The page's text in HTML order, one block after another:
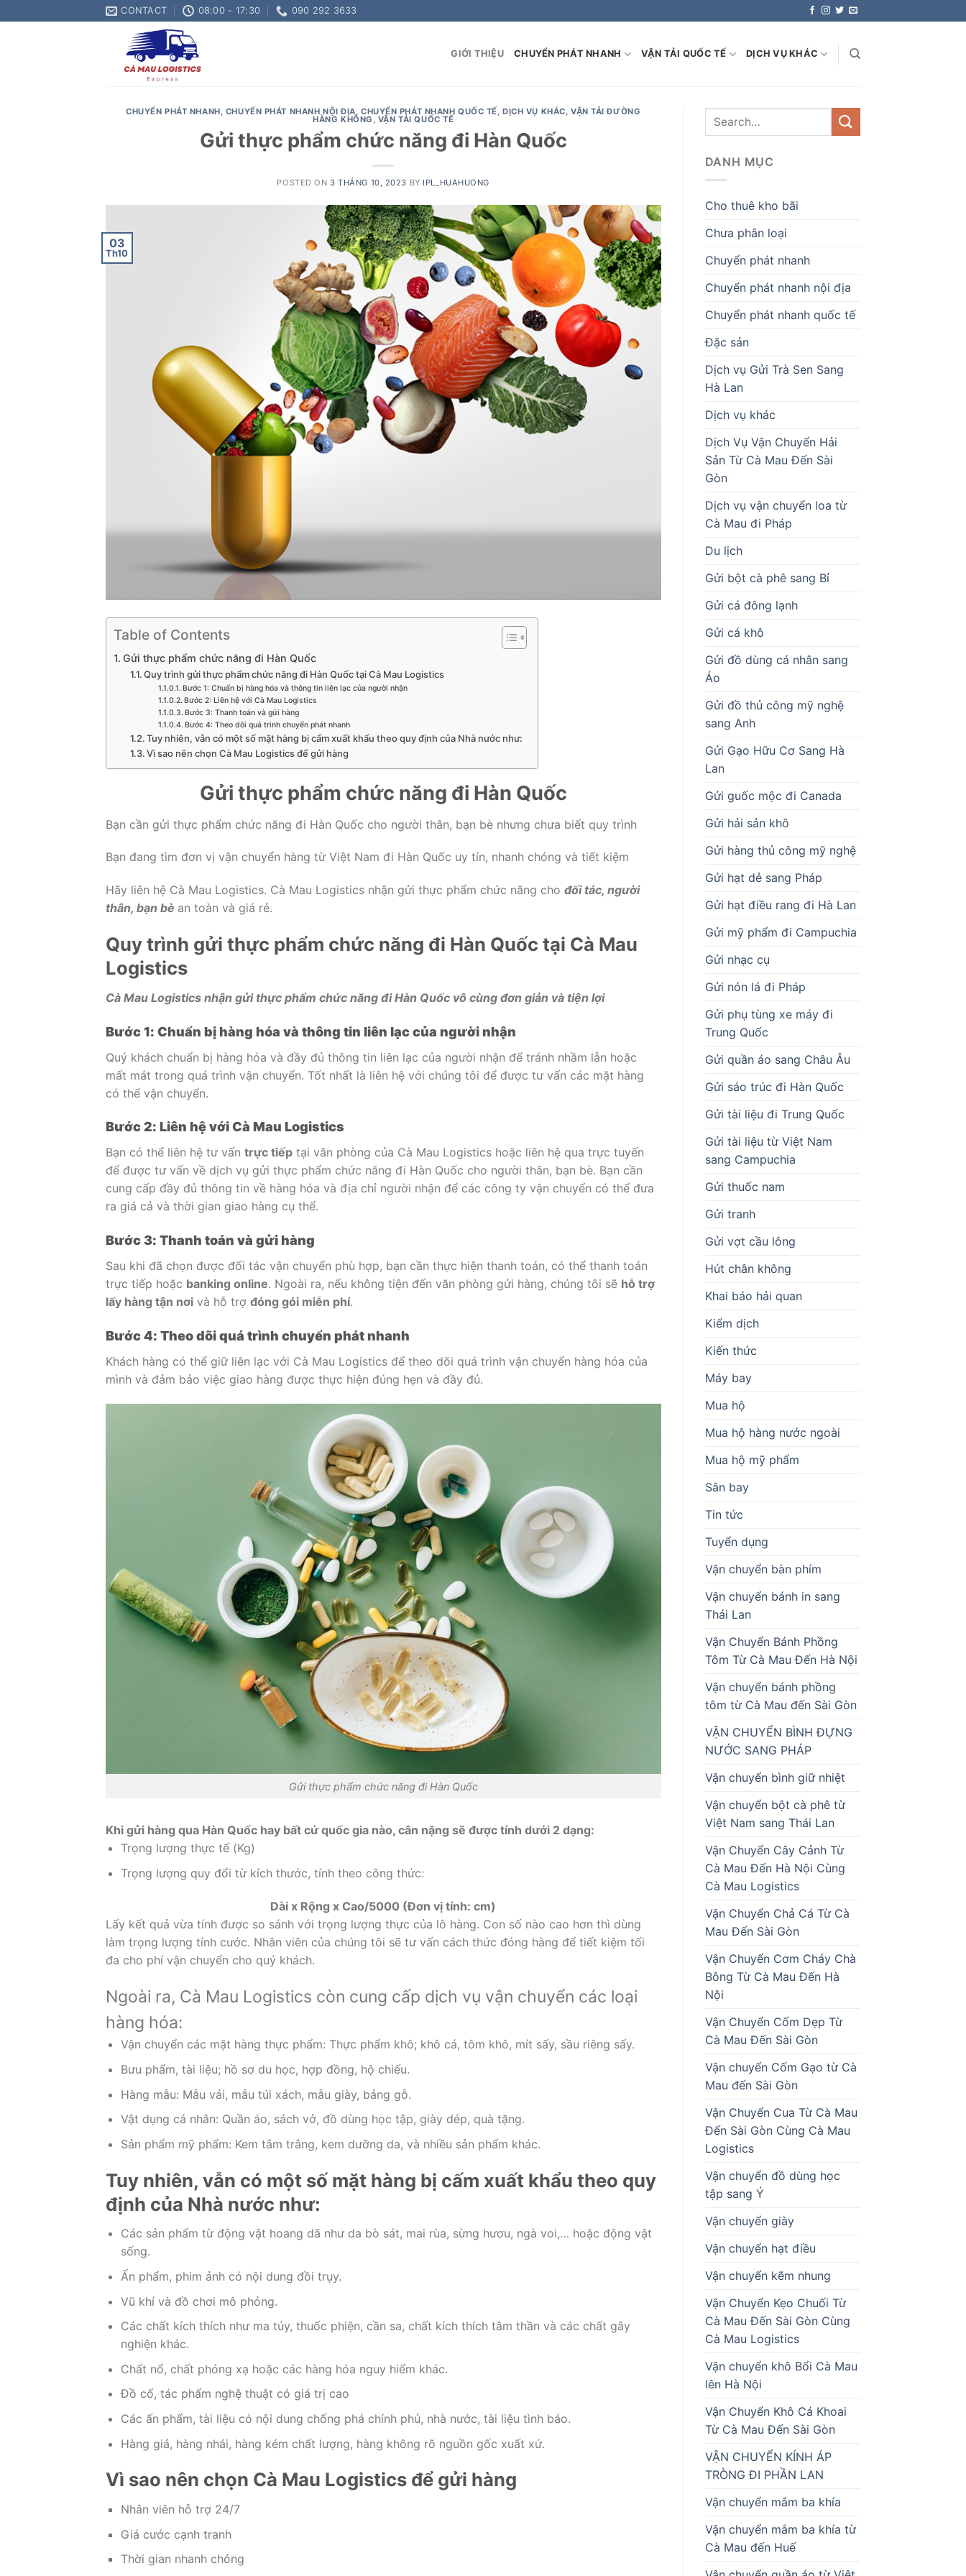
to
CONTACT 08:00 - 17:30 090 292 3633
GIỚI THIỆU CHUYỂN PHÁT NHANH VẬN TẢI QUỐC TẾ DỊCH VỤ KHÁC
CHUYỂN PHÁT NHANH, CHUYỂN PHÁT NHANH NỘI ĐỊA, CHUYỂN PHÁT NHANH QUỐC TẾ,DỊCH VỤ KHÁC, VẬN TẢI ĐƯỜNG
HÀNG KHÔNG , VẬN TẢI QUỐC TẾ
Gửi thực phẩm chức năng đi Hàn Quốc
POSTED ON 3 THÁNG 10, 2023 BY IPL_HUAHUONG
03
Th10
Table of Contents
Gửi thực phẩm chức năng đi Hàn Quốc
Quy trình gửi thực phẩm chức năng đi Hàn Quốc tại Cà Mau Logistics
Bước 1: Chuẩn bị hàng hóa và thông tin liên lạc của người nhận
Bước 2: Liên hệ với Cà Mau Logistics
Bước 3: Thanh toán và gửi hàng
Bước 4: Theo dõi quá trình chuyển phát nhanh
Tuy nhiên, vẫn có một số mặt hàng bị cấm xuất khẩu theo quy định của Nhà nước như:
Vì sao nên chọn Cà Mau Logistics để gửi hàng
Gửi thực phẩm chức năng đi Hàn Quốc
Bạn cần gửi thực phẩm chức năng đi Hàn Quốc cho người thân, bạn bè nhưng chưa biết quy trình
Bạn đang tìm đơn vị vận chuyển hàng từ Việt Nam đi Hàn Quốc uy tín, nhanh chóng và tiết kiệm
Hãy liên hệ Cà Mau Logistics. Cà Mau Logistics nhận gửi thực phẩm chức năng cho đối tác, người
thân, bạn bè an toàn và giá rẻ.
Quy trình gửi thực phẩm chức năng đi Hàn Quốc tại Cà Mau
Logistics
Cà Mau Logistics nhận gửi thực phẩm chức năng đi Hàn Quốc vô cùng đơn giản và tiện lợi
Bước 1: Chuẩn bị hàng hóa và thông tin liên lạc của người nhận
Quý khách chuẩn bị hàng hóa và đầy đủ thông tin liên lạc của người nhận để tránh nhầm lẫn hoặc
mất mát trong quá trình vận chuyển. Tốt nhất là liên hệ với chúng tôi để được tư vấn các mặt hàng
có thể vận chuyển.
Bước 2: Liên hệ với Cà Mau Logistics
Bạn có thể liên hệ tư vấn trực tiếp tại văn phòng của Cà Mau Logistics hoặc liên hệ qua trực tuyến
để được tư vấn về dịch vụ gửi thực phẩm chức năng đi Hàn Quốc cho người thân, bạn bè. Bạn cần
cung cấp đầy đủ thông tin về hàng hóa và địa chỉ người nhận để các công ty vận chuyển có thể đưa
ra giá cả và thời gian giao hàng cụ thể.
Bước 3: Thanh toán và gửi hàng
Sau khi đã chọn được đối tác vận chuyển phù hợp, bạn cần thực hiện thanh toán, có thể thanh toán
trực tiếp hoặc banking online. Ngoài ra, nếu không tiện đến văn phòng gửi hàng, chúng tôi sẽ hỗ trợ
lấy hàng tận nơi và hỗ trợ đóng gói miễn phí.
Bước 4: Theo dõi quá trình chuyển phát nhanh
Khách hàng có thể giữ liên lạc với Cà Mau Logistics để theo dõi quá trình vận chuyển hàng hóa của
mình và đảm bảo việc giao hàng được thực hiện đúng hẹn và đầy đủ.
Gửi thực phẩm chức năng đi Hàn Quốc
Khi gửi hàng qua Hàn Quốc hay bất cứ quốc gia nào, cân nặng sẽ được tính dưới 2 dạng:
Trọng lượng thực tế (Kg)
Trọng lượng quy đổi từ kích thước, tính theo công thức:
Dài x Rộng x Cao/5000 (Đơn vị tính: cm)
Lấy kết quả vừa tính được so sánh với trọng lượng thực của lô hàng. Con số nào cao hơn thì dùng
làm trọng lượng tính cước. Nhân viên của chúng tôi sẽ tư vấn cách thức đóng hàng để tiết kiệm tối
đa cho phí vận chuyển cho quý khách.
Ngoài ra, Cà Mau Logistics còn cung cấp dịch vụ vận chuyển các loại
hàng hóa:
Vận chuyển các mặt hàng thực phẩm: Thực phẩm khô; khô cá, tôm khô, mít sấy, sầu riêng sấy.
Bưu phẩm, tài liệu; hồ sơ du học, hợp đồng, hộ chiếu.
Hàng mẫu: Mẫu vải, mẫu túi xách, mẫu giày, bảng gỗ.
Vật dụng cá nhân: Quần áo, sách vở, đồ dùng học tập, giày dép, quà tặng.
Sản phẩm mỹ phẩm: Kem tắm trắng, kem dưỡng da, và nhiều sản phẩm khác.
Tuy nhiên, vẫn có một số mặt hàng bị cấm xuất khẩu theo quy
định của Nhà nước như:
Các sản phẩm từ động vật hoang dã như da bò sát, mai rùa, sừng hươu, ngà voi,… hoặc động vật
sống.
Ấn phẩm, phim ảnh có nội dung đồi trụy.
Vũ khí và đồ chơi mô phỏng.
Các chất kích thích như ma túy, thuốc phiện, cần sa, chất kích thích tâm thần và các chất gây
nghiện khác.
Chất nổ, chất phóng xạ hoặc các hàng hóa nguy hiểm khác.
Đồ cổ, tác phẩm nghệ thuật có giá trị cao
Các ấn phẩm, tài liệu có nội dung chống phá chính phủ, nhà nước, tài liệu tình báo.
Hàng giả, hàng nhái, hàng kém chất lượng, hàng không rõ nguồn gốc xuất xứ.
Vì sao nên chọn Cà Mau Logistics để gửi hàng
Nhân viên hỗ trợ 24/7
Giá cước cạnh tranh
Thời gian nhanh chóng
DANH MỤC
Cho thuê kho bãi
Chưa phân loại
Chuyển phát nhanh
Chuyển phát nhanh nội địa
Chuyển phát nhanh quốc tế
Đặc sản
Dịch vụ Gửi Trà Sen Sang
Hà Lan
Dịch vụ khác
Dịch Vụ Vận Chuyển Hải
Sản Từ Cà Mau Đến Sài
Gòn
Dịch vụ vận chuyển loa từ
Cà Mau đi Pháp
Du lịch
Gửi bột cà phê sang Bỉ
Gửi cá đông lạnh
Gửi cá khô
Gửi đồ dùng cá nhân sang
Áo
Gửi đồ thủ công mỹ nghệ
sang Anh
Gửi Gạo Hữu Cơ Sang Hà
Lan
Gửi guốc mộc đi Canada
Gửi hải sản khô
Gửi hàng thủ công mỹ nghệ
Gửi hạt dẻ sang Pháp
Gửi hạt điều rang đi Hà Lan
Gửi mỹ phẩm đi Campuchia
Gửi nhạc cụ
Gửi nón lá đi Pháp
Gửi phụ tùng xe máy đi
Trung Quốc
Gửi quần áo sang Châu Âu
Gửi sáo trúc đi Hàn Quốc
Gửi tài liệu đi Trung Quốc
Gửi tài liệu từ Việt Nam
sang Campuchia
Gửi thuốc nam
Gửi tranh
Gửi vợt cầu lông
Hút chân không
Khai báo hải quan
Kiểm dịch
Kiến thức
Máy bay
Mua hộ
Mua hộ hàng nước ngoài
Mua hộ mỹ phẩm
Sân bay
Tin tức
Tuyển dụng
Vận chuyển bàn phím
Vận chuyển bánh in sang
Thái Lan
Vận Chuyển Bánh Phồng
Tôm Từ Cà Mau Đến Hà Nội
Vận chuyển bánh phồng
tôm từ Cà Mau đến Sài Gòn
VẬN CHUYỂN BÌNH ĐỰNG
NƯỚC SANG PHÁP
Vận chuyển bình giữ nhiệt
Vận chuyển bột cà phê từ
Việt Nam sang Thái Lan
Vận Chuyển Cây Cảnh Từ
Cà Mau Đến Hà Nội Cùng
Cà Mau Logistics
Vận Chuyển Chả Cá Từ Cà
Mau Đến Sài Gòn
Vận Chuyển Cơm Cháy Chà
Bông Từ Cà Mau Đến Hà
Nội
Vận Chuyển Cốm Dẹp Từ
Cà Mau Đến Sài Gòn
Vận chuyển Cốm Gạo từ Cà
Mau đến Sài Gòn
Vận Chuyển Cua Từ Cà Mau
Đến Sài Gòn Cùng Cà Mau
Logistics
Vận chuyển đồ dùng học
tập sang Ý
Vận chuyển giày
Vận chuyển hạt điều
Vận chuyển kẽm nhung
Vận Chuyển Kẹo Chuối Từ
Cà Mau Đến Sài Gòn Cùng
Cà Mau Logistics
Vận chuyển khô Bổi Cà Mau
lên Hà Nội
Vận Chuyển Khô Cá Khoai
Từ Cà Mau Đến Sài Gòn
VẬN CHUYỂN KÍNH ÁP
TRÒNG ĐI PHẦN LAN
Vận chuyển mắm ba khía
Vận chuyển mắm ba khía từ
Cà Mau đến Huế